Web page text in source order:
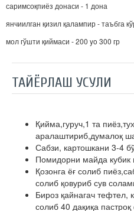
саримсоқпиёз донаси - 1 дона
янчиилган қизил қалампир - таъбга
мол гўшти қиймаси - 200 yo 300 гр
ТАЙЁРЛАШ УСУЛИ
Қийма,гуруч,1 та
аралаштириб,думалоқ
Сабзи, картошкани 3-4
Помидорни майда кубик
Қозонга ёғ солиб
солиб қовуриб сув
Бироз қайнагач тефтел,
солиб 40 дақиқа